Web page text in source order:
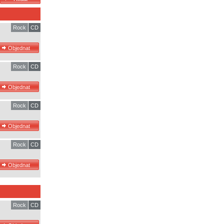
CD
Rock
CD
Rock
CD
Rock
CD
Rock
CD
Rock